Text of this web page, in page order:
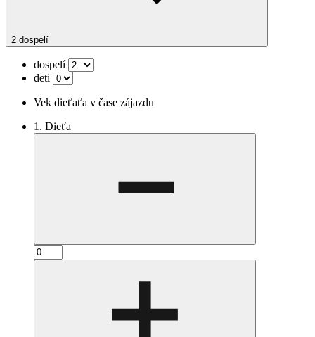
2 dospelí
dospelí
deti
Vek dieťaťa v čase zájazdu
1. Dieťa